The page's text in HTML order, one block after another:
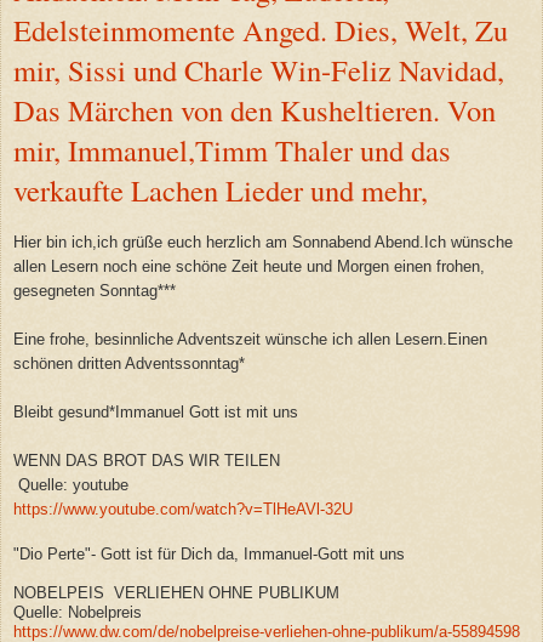
Edelsteinmomente Anged. Dies, Welt, Zu
mir, Sissi und Charle Win-Feliz Navidad,
Das Märchen von den Kusheltieren. Von
mir, Immanuel,Timm Thaler und das
verkaufte Lachen Lieder und mehr,
Hier bin ich,ich grüße euch herzlich am Sonnabend Abend.Ich wünsche
allen Lesern noch eine schöne Zeit heute und Morgen einen frohen,
gesegneten Sonntag***
Eine frohe, besinnliche Adventszeit wünsche ich allen Lesern.Einen
schönen dritten Adventssonntag*
Bleibt gesund*Immanuel Gott ist mit uns
WENN DAS BROT DAS WIR TEILEN
Quelle: youtube
https://www.youtube.com/watch?v=TlHeAVl-32U
"Dio Perte"- Gott ist für Dich da, Immanuel-Gott mit uns
NOBELPEIS VERLIEHEN OHNE PUBLIKUM
Quelle: Nobelpreis
https://www.dw.com/de/nobelpreise-verliehen-ohne-publikum/a-55894598